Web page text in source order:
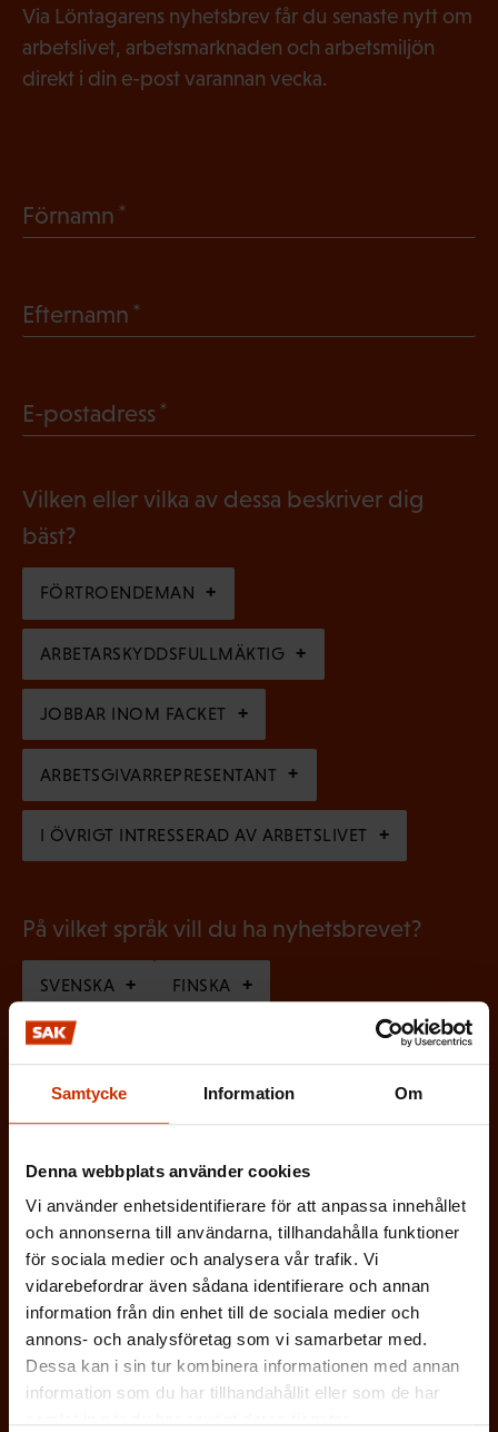
Samtycke Information Om
Denna webbplats använder cookies
Vi använder enhetsidentifierare för att anpassa innehållet
och annonserna till användarna, tillhandahålla funktioner
för sociala medier och analysera vår trafik. Vi
vidarebefordrar även sådana identifierare och annan
information från din enhet till de sociala medier och
annons- och analysföretag som vi samarbetar med.
Dessa kan i sin tur kombinera informationen med annan
information som du har tillhandahållit eller som de har
Via Löntagarens nyhetsbrev får du senaste nytt om
arbetslivet, arbetsmarknaden och arbetsmiljön
direkt i din e-post varannan vecka.
Förnamn
a
o
s
k
t
)
Efternamn
l
g
t
o
r
i
s
k
t
)
E-postadress
g
a
t
o
r
i
s
k
)
Vilken eller vilka av dessa beskriver dig
bäst?
FÖRTROENDEMAN
ARBETARSKYDDSFULLMÄKTIG
JOBBAR INOM FACKET
ARBETSGIVARREPRESENTANT
I ÖVRIGT INTRESSERAD AV ARBETSLIVET
På vilket språk vill du ha nyhetsbrevet?
SVENSKA FINSKA
kommunikationsregister*